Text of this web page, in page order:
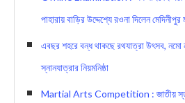
পাহারায় বাড়ির উদ্দেশ্যে রওনা দিলেন মেদিনীপুর
এবছর শহরে বন্ধ থাকছে রথযাত্রা উৎসব, নমো
স্নানযাত্রার নিয়মনিষ্ঠা
Martial Arts Competition : জাতীয় স্তরে